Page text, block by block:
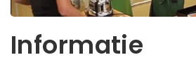
Informatie